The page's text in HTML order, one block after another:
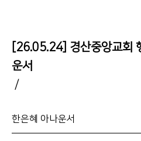
[26.05.24] 경산중앙교회
운서
/
한은혜 아나운서